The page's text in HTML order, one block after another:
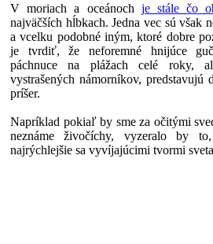
V moriach a oceánoch je stále čo
najväčších hĺbkach. Jedna vec sú však
a vcelku podobné iným, ktoré dobre
je tvrdiť, že neforemné hnijúce
páchnuce na plážach celé roky,
vystrašených námorníkov, predstavujú
príšer.
Napríklad pokiaľ by sme za očitými
neznáme živočíchy, vyzeralo by
najrýchlejšie sa vyvíjajúcimi tvormi